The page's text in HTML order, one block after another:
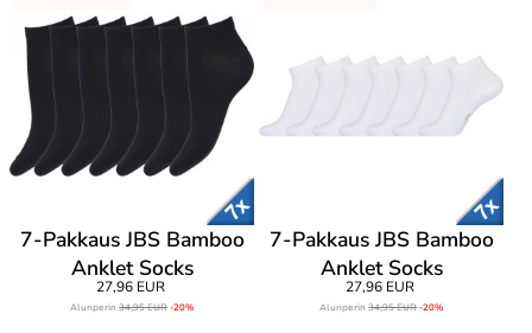
7-Pakkaus JBS Bamboo
Anklet Socks
27,96 EUR
Alunperin34,95 EUR-20%
7-Pakkaus JBS Bamboo
Anklet Socks
27,96 EUR
Alunperin34,95 EUR-20%